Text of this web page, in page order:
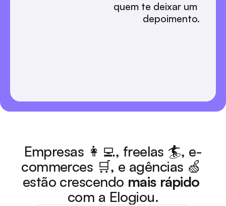
quem te deixar um
depoimento.
Empresas 👩‍💻, freelas 🏄, e-
commerces 🛒, e agências 🍏
estão crescendo mais rápido
com a Elogiou.